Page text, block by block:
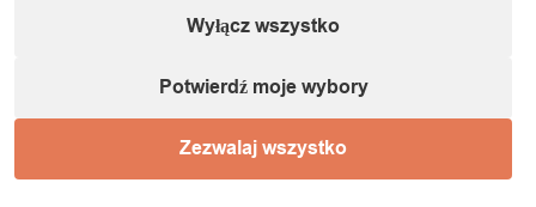
Wyłącz wszystko
Potwierdź moje wybory
Zezwalaj wszystko